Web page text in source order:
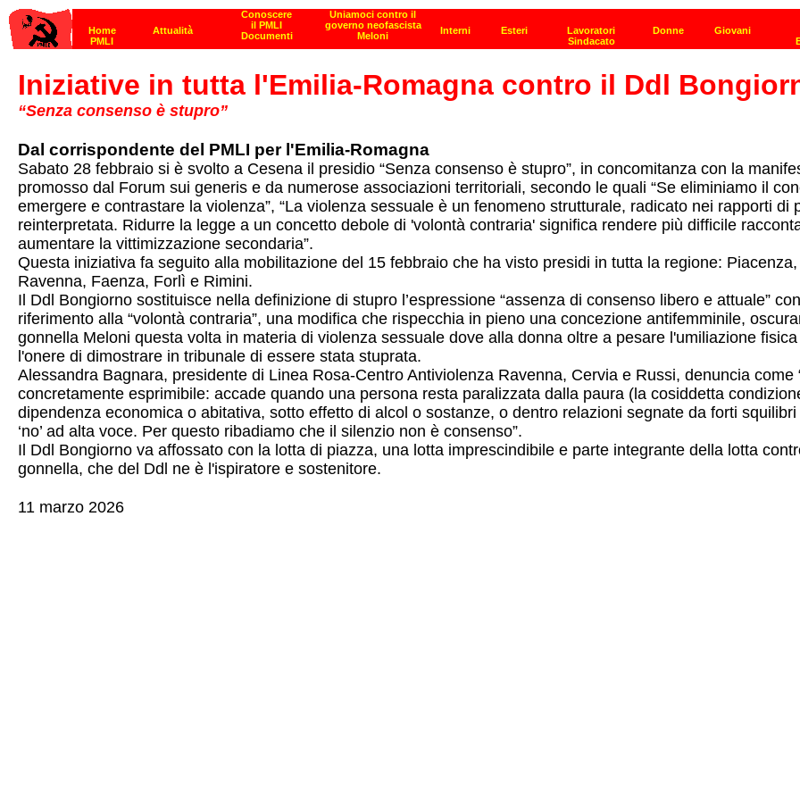
Iniziative in tutta l'Emilia-Romagna contro il Ddl
“Senza consenso è stupro”
Dal corrispondente del PMLI per l'Emilia-Romagna
Sabato 28 febbraio si è svolto a Cesena il presidio “Senza consenso è stupro”, in concomitanza con la
promosso dal Forum sui generis e da numerose associazioni territoriali, secondo le quali “Se eliminiamo il
emergere e contrastare la violenza”, “La violenza sessuale è un fenomeno strutturale, radicato nei rapporti
reinterpretata. Ridurre la legge a un concetto debole di 'volontà contraria' significa rendere più difficile
aumentare la vittimizzazione secondaria”.
Questa iniziativa fa seguito alla mobilitazione del 15 febbraio che ha visto presidi in tutta la regione:
Ravenna, Faenza, Forlì e Rimini.
Il Ddl Bongiorno sostituisce nella definizione di stupro l’espressione “assenza di consenso libero e attuale”
riferimento alla “volontà contraria”, una modifica che rispecchia in pieno una concezione antifemminile,
gonnella Meloni questa volta in materia di violenza sessuale dove alla donna oltre a pesare l'umiliazione
l'onere di dimostrare in tribunale di essere stata stuprata.
Alessandra Bagnara, presidente di Linea Rosa-Centro Antiviolenza Ravenna, Cervia e Russi, denuncia
concretamente esprimibile: accade quando una persona resta paralizzata dalla paura (la cosiddetta
dipendenza economica o abitativa, sotto effetto di alcol o sostanze, o dentro relazioni segnate da forti
‘no’ ad alta voce. Per questo ribadiamo che il silenzio non è consenso”.
Il Ddl Bongiorno va affossato con la lotta di piazza, una lotta imprescindibile e parte integrante della lotta
gonnella, che del Ddl ne è l'ispiratore e sostenitore.
11 marzo 2026